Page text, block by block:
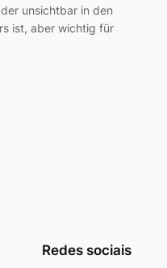
unsichtbar in den
ist, aber wichtig für
Redes sociais